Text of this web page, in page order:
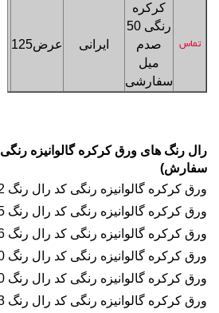
تماس
کرکره
رنگی
50
صدم
میل
سفارشی
ایرانی عرض125
رال رنگ های ورق کرکره گالوانیزه رنگی
سفارش)
ورق کرکره گالوانیزه رنگی کد رال رنگ 5012 آبی آسمانی
ورق کرکره گالوانیزه رنگی کد رال رنگ 5015 آبی نیسانی
ورق کرکره گالوانیزه رنگی کد رال رنگ 9016 سفید یخچالی
ورق کرکره گالوانیزه رنگی کد رال رنگ 3000 قرمز گوجه ای
ورق کرکره گالوانیزه رنگی کد رال رنگ 3020 قرمز جیگری
ورق کرکره گالوانیزه رنگی کد رال رنگ 1023 زرد لیمویی